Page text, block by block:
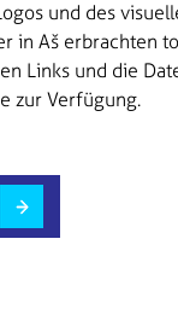
und des
in Aš erbrachten
Links und die
zur Verfügung.